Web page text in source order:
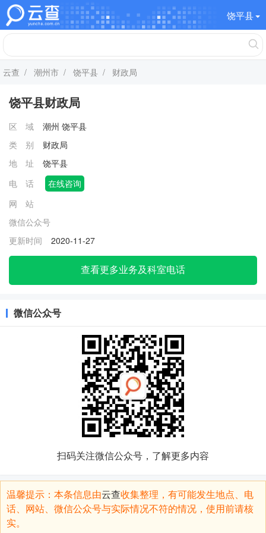
饶平县
云查 / 潮州市 / 饶平县 / 财政局
饶平县财政局
区 域 潮州 饶平县
类 别
财政局
地 址
饶平县
电 话
在线咨询
网 站
微信公众号
更新时间
2020-11-27
查看更多业务及科室电话
微信公众号
扫码关注微信公众号，了解更多内容
温馨提示：本条信息由云查收集整理，有可能发生地点、电
话、网站、微信公众号与实际情况不符的情况，使用前请核
实。